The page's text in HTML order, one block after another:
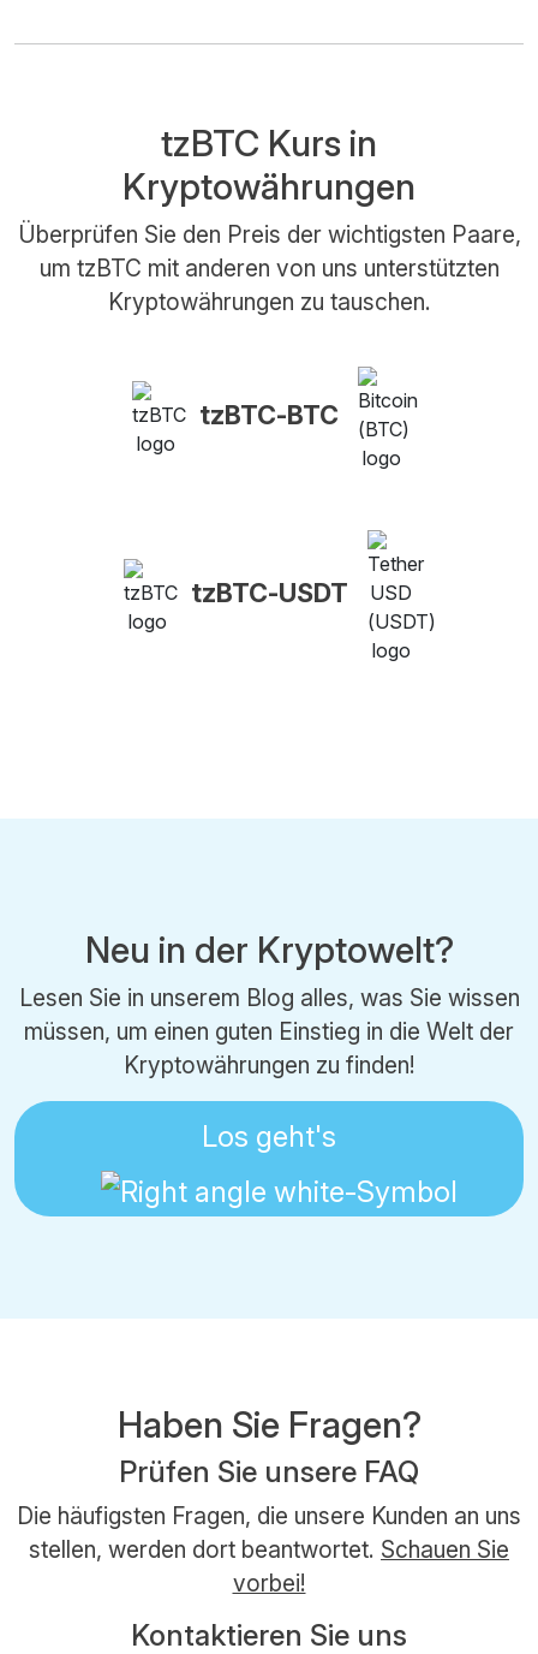
tzBTC Kurs in
Kryptowährungen
Überprüfen Sie den Preis der wichtigsten Paare,
um tzBTC mit anderen von uns unterstützten
Kryptowährungen zu tauschen.
tzBTC-BTC
tzBTC-USDT
Neu in der Kryptowelt?
Lesen Sie in unserem Blog alles, was Sie wissen
müssen, um einen guten Einstieg in die Welt der
Kryptowährungen zu finden!
Los geht's
Haben Sie Fragen?
Prüfen Sie unsere FAQ
Die häufigsten Fragen, die unsere Kunden an uns
stellen, werden dort beantwortet. Schauen Sie
vorbei!
Kontaktieren Sie uns